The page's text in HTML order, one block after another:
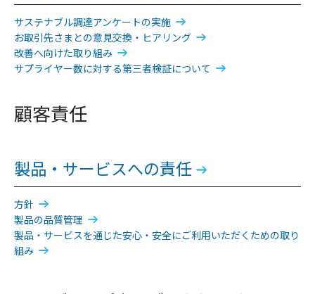
サステナブル調達アンケートの実施
お取引先さまとの意見交換・ヒアリング
改善へ向けた取り組み
サプライヤー数に対する第三者検証について
顧客責任
製品・サービスへの責任
方針
製品の品質管理
製品・サービスを通じた安心・安全にご利用いただくための取り
組み